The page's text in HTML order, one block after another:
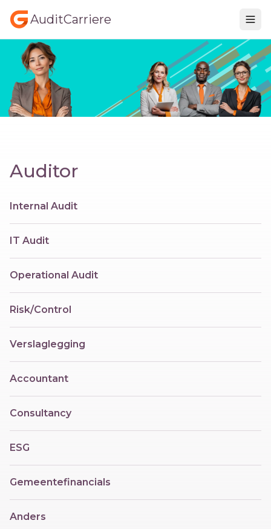
AuditCarriere
Auditor
Internal Audit
IT Audit
Operational Audit
Risk/Control
Verslaglegging
Accountant
Consultancy
ESG
Gemeentefinancials
Anders